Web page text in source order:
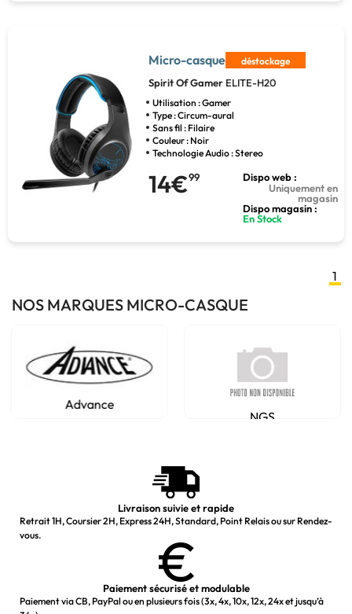
Micro-casque déstockage
Spirit Of Gamer ELITE-H20
Utilisation : Gamer
Type : Circum-aural
Sans fil : Filaire
Couleur : Noir
Technologie Audio : Stereo
14€99
Dispo web :
Uniquement en
magasin
Dispo magasin :
En Stock
1
NOS MARQUES MICRO-CASQUE
Advance
NGS
Livraison suivie et rapide
Retrait 1H, Coursier 2H, Express 24H, Standard, Point Relais ou sur Rendez-
vous.
Paiement sécurisé et modulable
Paiement via CB, PayPal ou en plusieurs fois (3x, 4x, 10x, 12x, 24x et jusqu’à